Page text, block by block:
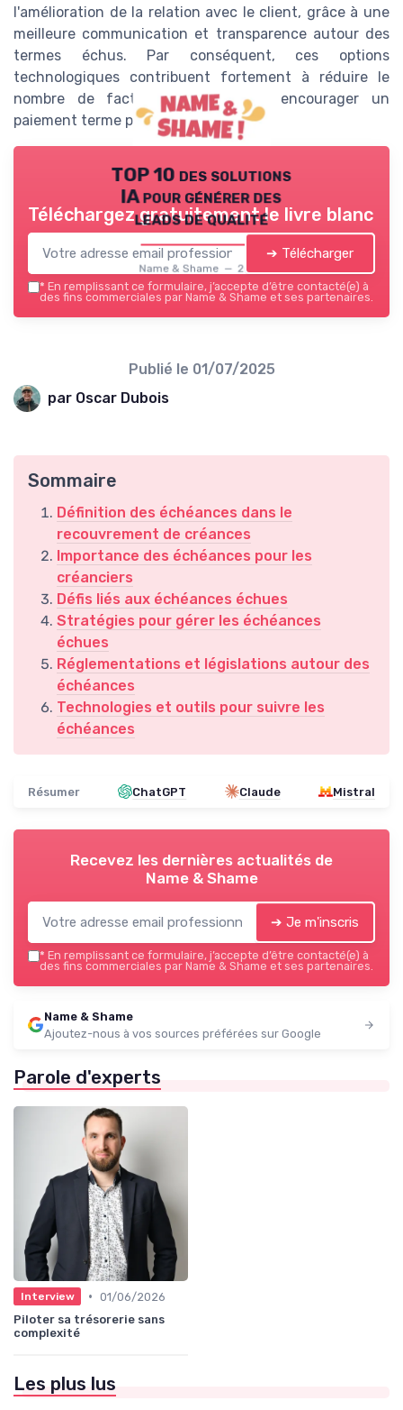
l'amélioration de la relation avec le client, grâce à une
meilleure communication et transparence autour des
termes échus. Par conséquent, ces options
technologiques contribuent fortement à réduire le
nombre de factures impayées et encourager un
paiement terme plus régulier.
TOP 10 des solutions
IA pour générer des
leads de qualité
Name & Shame — 2026
Téléchargez gratuitement le livre blanc
➔ Télécharger
* En remplissant ce formulaire, j’accepte d’être contacté(e) à
des fins commerciales par Name & Shame et ses partenaires.
Publié le 01/07/2025
par Oscar Dubois
Sommaire
Définition des échéances dans le
recouvrement de créances
Importance des échéances pour les
créanciers
Défis liés aux échéances échues
Stratégies pour gérer les échéances
échues
Réglementations et législations autour des
échéances
Technologies et outils pour suivre les
échéances
Résumer ChatGPT Claude Mistral
Recevez les dernières actualités de
Name & Shame
➔ Je m'inscris
* En remplissant ce formulaire, j’accepte d’être contacté(e) à
des fins commerciales par Name & Shame et ses partenaires.
Name & Shame
Ajoutez-nous à vos sources préférées sur Google
Parole d'experts
Interview • 01/06/2026
Piloter sa trésorerie sans
complexité
Les plus lus